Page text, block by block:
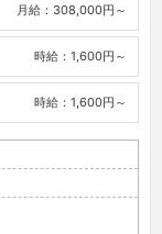
月給：308,000円～
時給：1,600円～
時給：1,600円～